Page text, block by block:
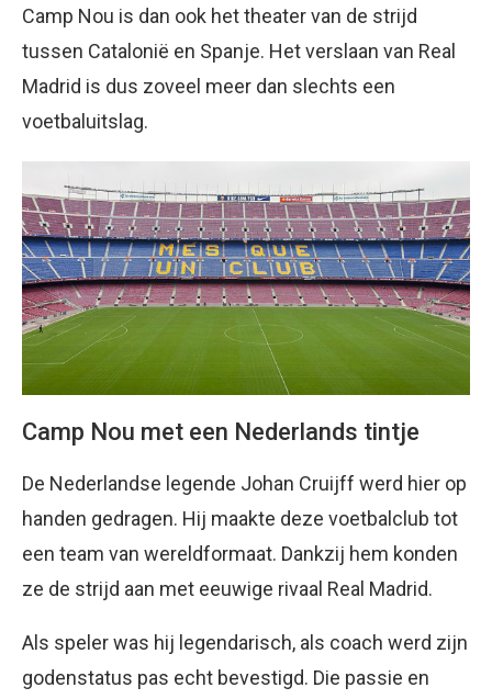
Camp Nou is dan ook het theater van de strijd
tussen Catalonië en Spanje. Het verslaan van Real
Madrid is dus zoveel meer dan slechts een
voetbaluitslag.
Camp Nou met een Nederlands tintje
De Nederlandse legende Johan Cruijff werd hier op
handen gedragen. Hij maakte deze voetbalclub tot
een team van wereldformaat. Dankzij hem konden
ze de strijd aan met eeuwige rivaal Real Madrid.
Als speler was hij legendarisch, als coach werd zijn
godenstatus pas echt bevestigd. Die passie en